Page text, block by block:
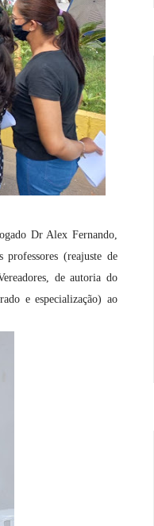
Dr Alex Fernando,
(reajuste de
de autoria do
e especialização) ao